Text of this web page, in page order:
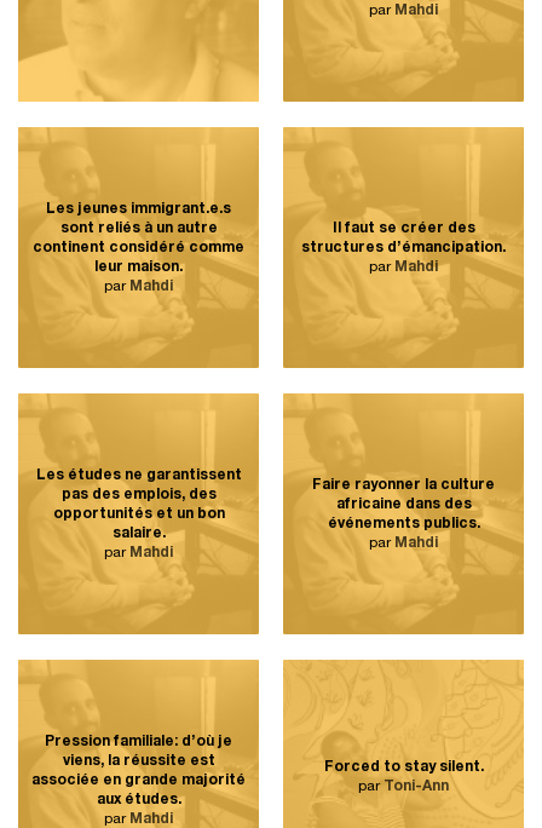
par Mahdi
Les jeunes immigrant.e.s
sont reliés à un autre
continent considéré comme
leur maison.
par Mahdi
Il faut se créer des
structures d’émancipation.
par Mahdi
Les études ne garantissent
pas des emplois, des
opportunités et un bon
salaire.
par Mahdi
Faire rayonner la culture
africaine dans des
événements publics.
par Mahdi
Pression familiale: d’où je
viens, la réussite est
associée en grande majorité
aux études.
par Mahdi
Forced to stay silent.
par Toni-Ann